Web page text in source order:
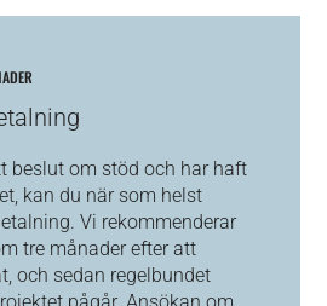
beslut om stöd och har haft
kan du när som helst
Vi rekommenderar
tre månader efter att
och sedan regelbundet